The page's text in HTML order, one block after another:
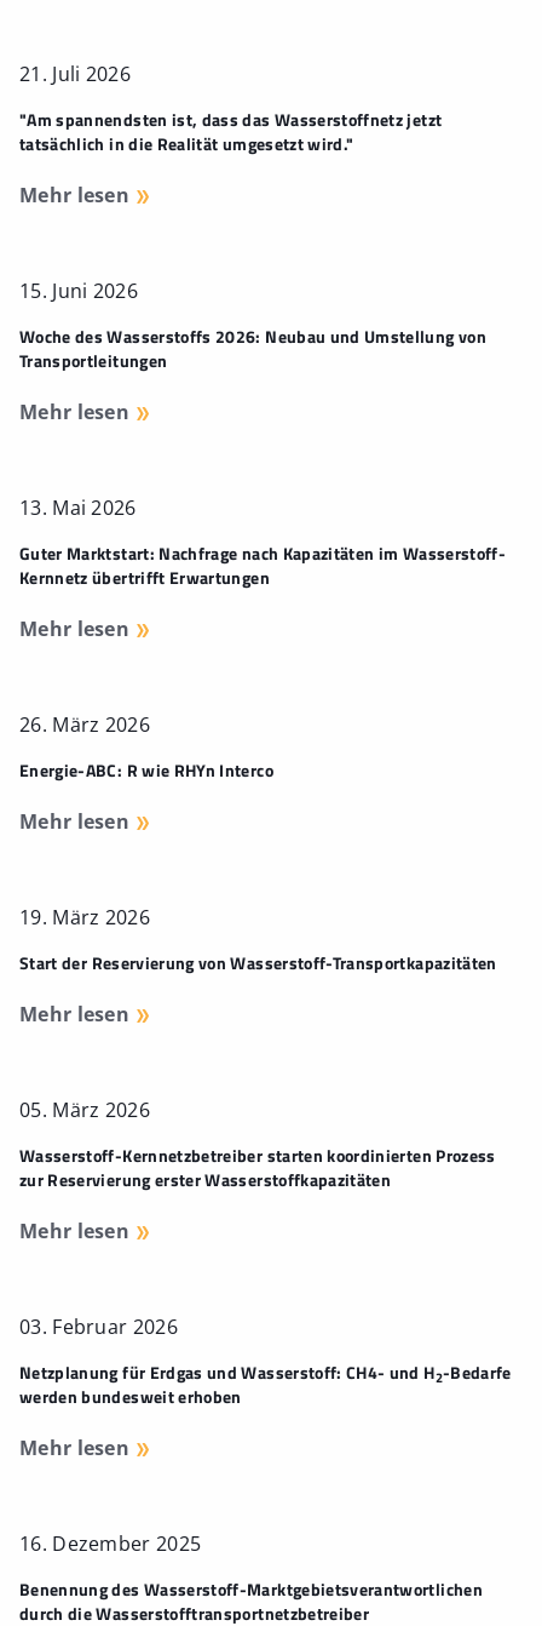
21. Juli 2026
"Am spannendsten ist, dass das Wasserstoffnetz jetzt
tatsächlich in die Realität umgesetzt wird."
Mehr lesen
15. Juni 2026
Woche des Wasserstoffs 2026: Neubau und Umstellung von
Transportleitungen
Mehr lesen
13. Mai 2026
Guter Marktstart: Nachfrage nach Kapazitäten im Wasserstoff-
Kernnetz übertrifft Erwartungen
Mehr lesen
26. März 2026
Energie-ABC: R wie RHYn Interco
Mehr lesen
19. März 2026
Start der Reservierung von Wasserstoff-Transportkapazitäten
Mehr lesen
05. März 2026
Wasserstoff-Kernnetzbetreiber starten koordinierten Prozess
zur Reservierung erster Wasserstoffkapazitäten
Mehr lesen
03. Februar 2026
Netzplanung für Erdgas und Wasserstoff: CH4- und H2-Bedarfe
werden bundesweit erhoben
Mehr lesen
16. Dezember 2025
Benennung des Wasserstoff-Marktgebietsverantwortlichen
durch die Wasserstofftransportnetzbetreiber